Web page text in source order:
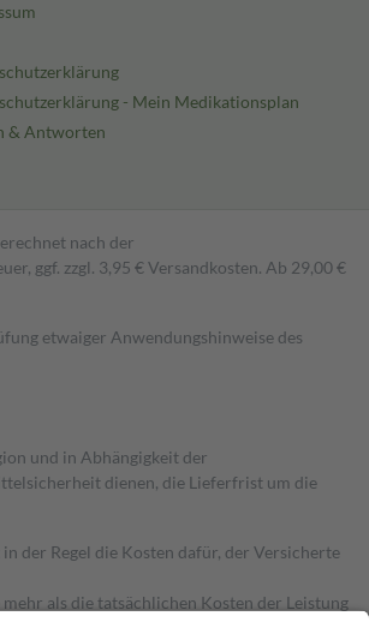
- Mein Medikationsplan
& Antworten
nach der
ggf. zzgl. 3,95 € Versandkosten. Ab 29,00 €
etwaiger Anwendungshinweise des
und in Abhängigkeit der
dienen, die Lieferfrist um die
der Regel die Kosten dafür, der Versicherte
mehr als die tatsächlichen Kosten der Leistung